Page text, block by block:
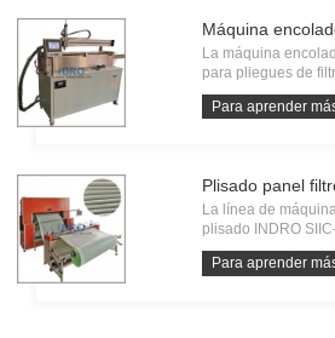
La máquina
para pliegues de
para la costura
de cartuchos para
Para aprender
La línea de
plisado INDRO
hacer filtros de
primaria con
Para aprender